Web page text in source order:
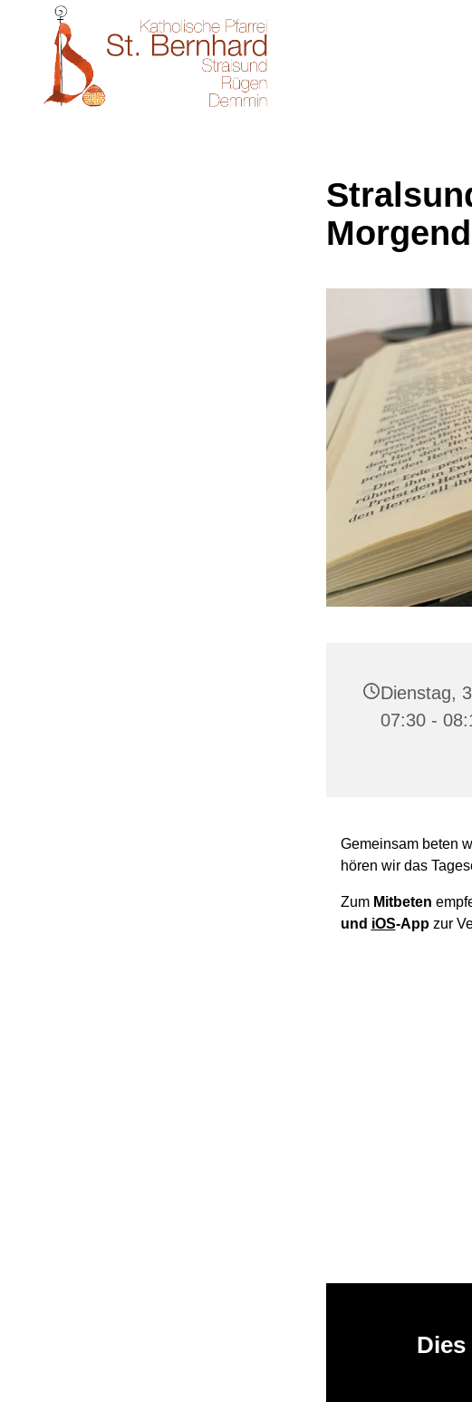
Dienstag,
07:30 -
Gemeinsam beten
hören wir das
Zum Mitbeten
und iOS-Appzur